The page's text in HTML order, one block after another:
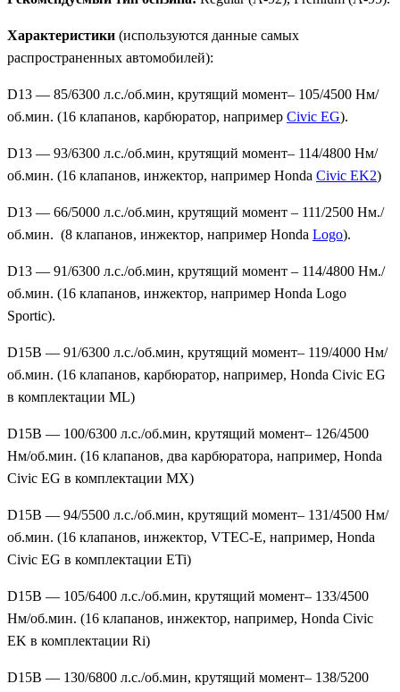
Характеристики (используются данные самых
распространенных автомобилей):
D13 — 85/6300 л.с./об.мин, крутящий момент– 105/4500 Нм/
об.мин. (16 клапанов, карбюратор, например Civic EG).
D13 — 93/6300 л.с./об.мин, крутящий момент– 114/4800 Нм/
об.мин. (16 клапанов, инжектор, например Honda Civic EK2)
D13 — 66/5000 л.с./об.мин, крутящий момент – 111/2500 Нм./
об.мин. (8 клапанов, инжектор, например Honda Logo).
D13 — 91/6300 л.с./об.мин, крутящий момент – 114/4800 Нм./
об.мин. (16 клапанов, инжектор, например Honda Logo
Sportic).
D15B — 91/6300 л.с./об.мин, крутящий момент– 119/4000 Нм/
об.мин. (16 клапанов, карбюратор, например, Honda Civic EG
в комплектации ML)
D15B — 100/6300 л.с./об.мин, крутящий момент– 126/4500
Нм/об.мин. (16 клапанов, два карбюратора, например, Honda
Civic EG в комплектации MX)
D15B — 94/5500 л.с./об.мин, крутящий момент– 131/4500 Нм/
об.мин. (16 клапанов, инжектор, VTEC-E, например, Honda
Civic EG в комплектации ETi)
D15B — 105/6400 л.с./об.мин, крутящий момент– 133/4500
Нм/об.мин. (16 клапанов, инжектор, например, Honda Civic
EK в комплектации Ri)
D15B — 130/6800 л.с./об.мин, крутящий момент– 138/5200